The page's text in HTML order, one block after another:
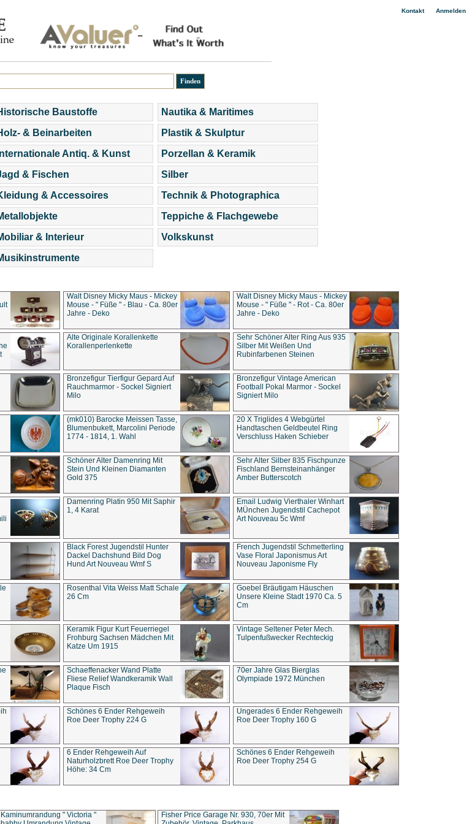
Kontakt| Anmelden
Baustoffe
& Beinarbeiten
Internationale Antiq. & Kunst
& Fischen
& Accessoires
& Interieur
Nautika & Maritimes
Plastik & Skulptur
Porzellan & Keramik
Silber
Technik & Photographica
Teppiche & Flachgewebe
Volkskunst
Walt Disney Micky Maus - Mickey
Mouse - " Füße " - Blau - Ca. 80er
Jahre - Deko
Walt Disney Micky Maus - Mickey
Mouse - " Füße " - Rot - Ca. 80er
Jahre - Deko
Alte Originale Korallenkette
Korallenperlenkette
Sehr Schöner Alter Ring Aus 935
Silber Mit Weißen Und
Rubinfarbenen Steinen
Bronzefigur Tierfigur Gepard Auf
Rauchmarmor - Sockel Signiert
Milo
Bronzefigur Vintage American
Football Pokal Marmor - Sockel
Signiert Milo
(mk010) Barocke Meissen Tasse,
Blumenbukett, Marcolini Periode
1774 - 1814, 1. Wahl
20 X Triglides 4 Webgürtel
Handtaschen Geldbeutel Ring
Verschluss Haken Schieber
Schöner Alter Damenring Mit
Stein Und Kleinen Diamanten
Gold 375
Sehr Alter Silber 835 Fischpunze
Fischland Bernsteinanhänger
Amber Butterscotch
Damenring Platin 950 Mit Saphir
1, 4 Karat
Email Ludwig Vierthaler Winhart
MÜnchen Jugendstil Cachepot
Art Nouveau 5c Wmf
Black Forest Jugendstil Hunter
Dackel Dachshund Bild Dog
Hund Art Nouveau Wmf S
French Jugendstil Schmetterling
Vase Floral Japonismus Art
Nouveau Japonisme Fly
Rosenthal Vita Weiss Matt Schale
26 Cm
Goebel Bräutigam Häuschen
Unsere Kleine Stadt 1970 Ca. 5
Cm
Keramik Figur Kurt Feuerriegel
Frohburg Sachsen Mädchen Mit
Katze Um 1915
Vintage Seltener Peter Mech.
Tulpenfußwecker Rechteckig
Schaeffenacker Wand Platte
Fliese Relief Wandkeramik Wall
Plaque Fisch
70er Jahre Glas Bierglas
Olympiade 1972 München
Schönes 6 Ender Rehgeweih
Roe Deer Trophy 224 G
Ungerades 6 Ender Rehgeweih
Roe Deer Trophy 160 G
6 Ender Rehgeweih Auf
Naturholzbrett Roe Deer Trophy
Höhe: 34 Cm
Schönes 6 Ender Rehgeweih
Roe Deer Trophy 254 G
" Victoria "
Fisher Price Garage Nr. 930, 70er Mit